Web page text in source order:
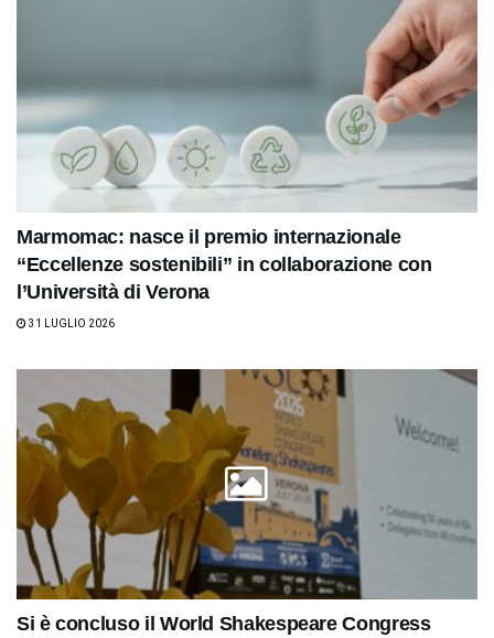
Marmomac: nasce il premio internazionale
“Eccellenze sostenibili” in collaborazione con
l’Università di Verona
31 LUGLIO 2026
Si è concluso il World Shakespeare Congress